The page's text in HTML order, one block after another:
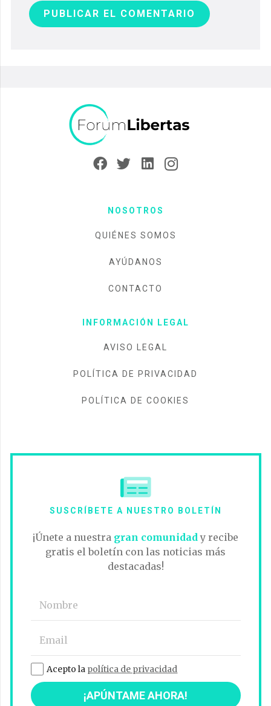
PUBLICAR EL COMENTARIO
NOSOTROS
QUIÉNES SOMOS
AYÚDANOS
CONTACTO
INFORMACIÓN LEGAL
AVISO LEGAL
POLÍTICA DE PRIVACIDAD
POLÍTICA DE COOKIES
SUSCRÍBETE A NUESTRO BOLETÍN
¡Únete a nuestra gran comunidad y recibe
gratis el boletín con las noticias más
destacadas!
Acepto la política de privacidad